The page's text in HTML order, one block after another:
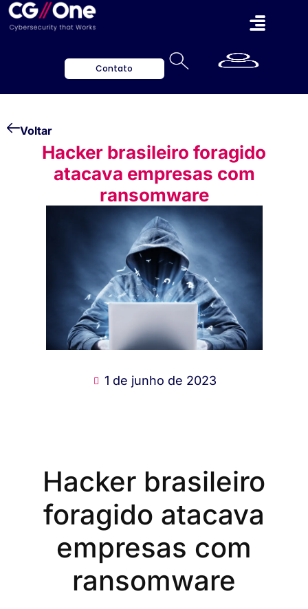
Contato
Voltar
Hacker brasileiro foragido
atacava empresas com
ransomware
1 de junho de 2023
Hacker brasileiro
foragido atacava
empresas com
ransomware